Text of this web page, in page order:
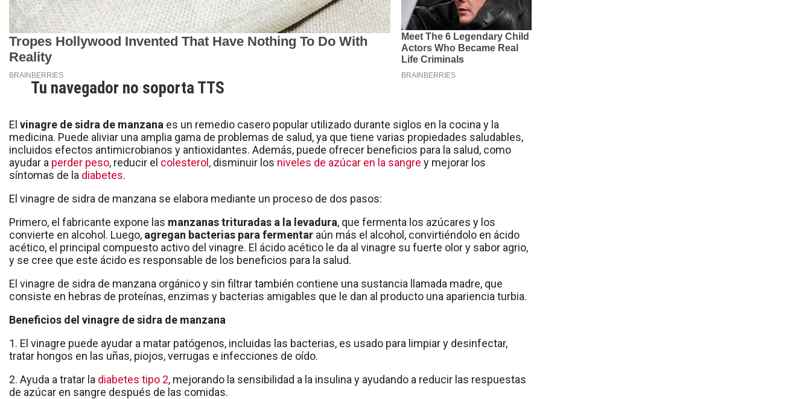
Tu navegador no soporta TTS
El vinagre de sidra de manzana es un remedio casero popular utilizado durante siglos en la cocina y la
medicina. Puede aliviar una amplia gama de problemas de salud, ya que tiene varias propiedades saludables,
incluidos efectos antimicrobianos y antioxidantes. Además, puede ofrecer beneficios para la salud, como
ayudar a perder peso, reducir el colesterol, disminuir los niveles de azúcar en la sangre y mejorar los
síntomas de la diabetes.
El vinagre de sidra de manzana se elabora mediante un proceso de dos pasos:
Primero, el fabricante expone las manzanas trituradas a la levadura, que fermenta los azúcares y los
convierte en alcohol. Luego, agregan bacterias para fermentar aún más el alcohol, convirtiéndolo en ácido
acético, el principal compuesto activo del vinagre. El ácido acético le da al vinagre su fuerte olor y sabor agrio,
y se cree que este ácido es responsable de los beneficios para la salud.
El vinagre de sidra de manzana orgánico y sin filtrar también contiene una sustancia llamada madre, que
consiste en hebras de proteínas, enzimas y bacterias amigables que le dan al producto una apariencia turbia.
Beneficios del vinagre de sidra de manzana
1. El vinagre puede ayudar a matar patógenos, incluidas las bacterias, es usado para limpiar y desinfectar,
tratar hongos en las uñas, piojos, verrugas e infecciones de oído.
2. Ayuda a tratar la diabetes tipo 2, mejorando la sensibilidad a la insulina y ayudando a reducir las respuestas
de azúcar en sangre después de las comidas.